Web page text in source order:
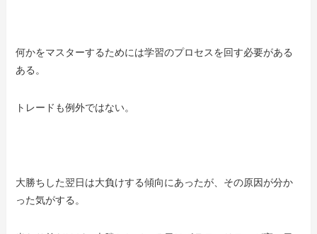
何かをマスターするためには学習のプロセスを回す必要がある
ある。
トレードも例外ではない。
大勝ちした翌日は大負けする傾向にあったが、その原因が分か
った気がする。